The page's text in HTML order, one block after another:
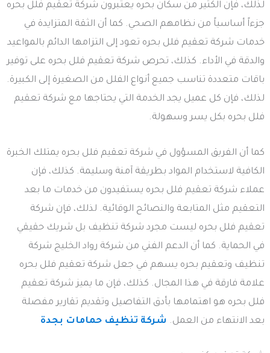
لذلك، فإن الكثير من سكان بحره يعتبرون شركة تعقيم فلل بحره
جزءاً أساسياً من نظامهم الصحي. كما أن الثقة المتزايدة في
خدمات شركة تعقيم فلل بحره تعود إلى التزامها الدائم بالمواعيد
والدقة في الأداء. كذلك، تحرص شركة تعقيم فلل بحره على توفير
باقات متعددة تناسب جميع أنواع الفلل من الصغيرة إلى الكبيرة.
لذلك، فإن كل عميل يجد الخدمة التي يحتاجها مع شركة تعقيم
فلل بحره بكل يسر وسهولة.
كما أن الفريق المسؤول في شركة تعقيم فلل بحره يمتلك الخبرة
الكافية لاستخدام المواد بطريقة آمنة وسليمة. كذلك، فإن
عملاء شركة تعقيم فلل بحره يستفيدون من خدمات ما بعد
التعقيم مثل المتابعة والنصائح الوقائية. لذلك، فإن شركة
تعقيم فلل بحره ليست مجرد شركة تنظيف بل شريك حقيقي
في الحماية. كما أن الدعم الفني من شركة رواد الخليج شركة
تنظيف وتعقيم بحره يسهم في جعل شركة تعقيم فلل بحره
علامة فارقة في هذا المجال. كذلك، فإن ما يميز شركة تعقيم
فلل بحره هو اهتمامها بأدق التفاصيل وتقديم تقارير مفصلة
بعد الانتهاء من العمل. شركة تنظيف حمامات بجدة